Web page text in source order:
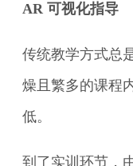
AR 可视化指导
传统教学方式总
燥且繁多的课程
低。
到了实训环节，